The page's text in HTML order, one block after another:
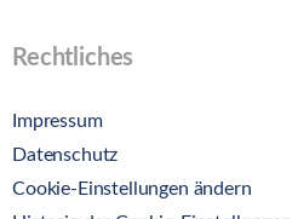
Rechtliches
Impressum
Datenschutz
Cookie-Einstellungen ändern